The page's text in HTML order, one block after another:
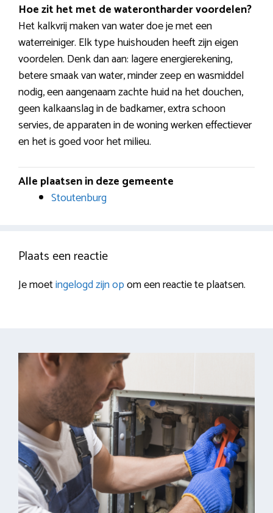
Hoe zit het met de waterontharder voordelen?
Het kalkvrij maken van water doe je met een
waterreiniger. Elk type huishouden heeft zijn eigen
voordelen. Denk dan aan: lagere energierekening,
betere smaak van water, minder zeep en wasmiddel
nodig, een aangenaam zachte huid na het douchen,
geen kalkaanslag in de badkamer, extra schoon
servies, de apparaten in de woning werken effectiever
en het is goed voor het milieu.
Alle plaatsen in deze gemeente
Stoutenburg
Plaats een reactie
Je moetingelogd zijn opom een reactie te plaatsen.